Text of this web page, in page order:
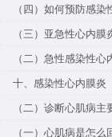
（四）如何预防感染
（三）亚急性心内膜
（二）急性感染性
十、感染性心内膜炎
（二）诊断心肌病
（一）心肌病是怎么